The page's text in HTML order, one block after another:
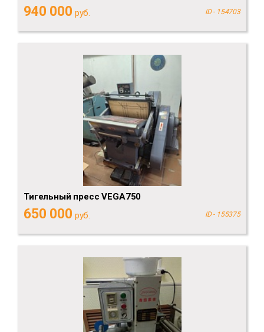
940 000 руб. ID - 154703
Тигельный пресс VEGA750
650 000 руб. ID - 155375